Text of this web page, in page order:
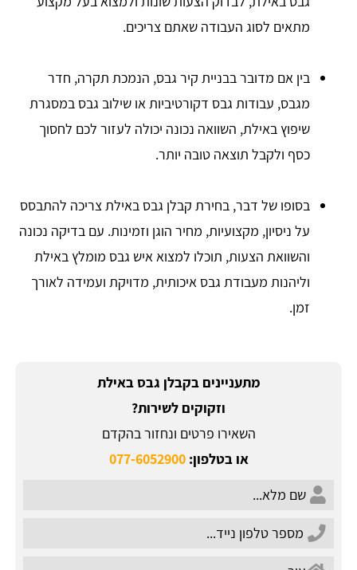
מתאים לסוג העבודה שאתם צריכים.
בין אם מדובר בבניית קיר גבס, הנמכת תקרה, חדר
מגבס, עבודות גבס דקורטיביות או שילוב גבס במסגרת
שיפוץ באילת, השוואה נכונה יכולה לעזור לכם לחסוך
כסף ולקבל תוצאה טובה יותר.
בסופו של דבר, בחירת קבלן גבס באילת צריכה להתבסס
על ניסיון, מקצועיות, מחיר הוגן וזמינות. עם בדיקה נכונה
והשוואת הצעות, תוכלו למצוא איש גבס מומלץ באילת
וליהנות מעבודת גבס איכותית, מדויקת ועמידה לאורך
זמן.
מתעניינים בקבלן גבס באילת
וזקוקים לשירות?
השאירו פרטים ונחזור בהקדם
או בטלפון:077-6052900